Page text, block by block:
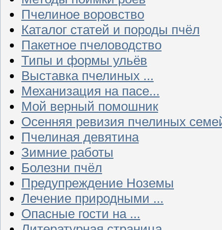
Пчелиное воровство
Каталог статей и породы пчёл
Пакетное пчеловодство
Типы и формы ульёв
Выставка пчелиных ...
Механизация на пасе...
Мой верный помошник
Осенняя ревизия пчелиных
Пчелиная девятина
Зимние работы
Болезни пчёл
Предупреждение Ноземы
Лечение природными ...
Опасные гости на ...